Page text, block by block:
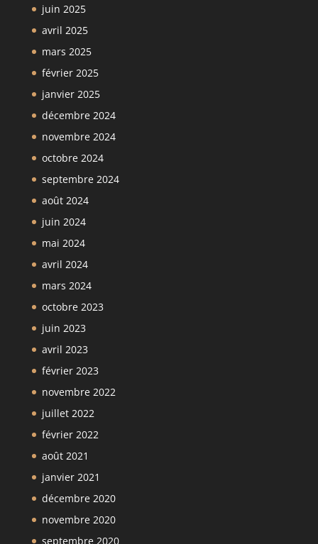
juin 2025
avril 2025
mars 2025
février 2025
janvier 2025
décembre 2024
novembre 2024
octobre 2024
septembre 2024
août 2024
juin 2024
mai 2024
avril 2024
mars 2024
octobre 2023
juin 2023
avril 2023
février 2023
novembre 2022
juillet 2022
février 2022
août 2021
janvier 2021
décembre 2020
novembre 2020
septembre 2020